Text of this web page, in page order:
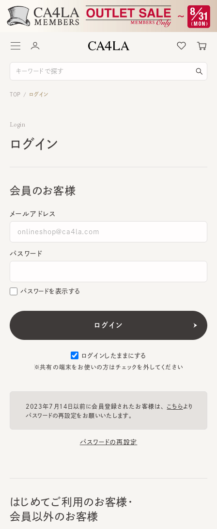
TOP / ログイン
Login
ログイン
会員のお客様
メールアドレス
パスワード
パスワードを表示する
ログインしたままにする
※共有の端末をお使いの方はチェックを外してください
2023年7月14日以前に会員登録されたお客様は、 こちらより
パスワードの再設定をお願いいたします。
パスワードの再設定
はじめてご利用のお客様・
会員以外のお客様